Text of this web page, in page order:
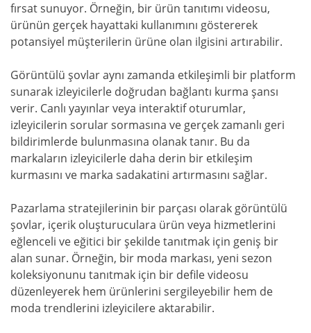
fırsat sunuyor. Örneğin, bir ürün tanıtımı videosu,
ürünün gerçek hayattaki kullanımını göstererek
potansiyel müşterilerin ürüne olan ilgisini artırabilir.
Görüntülü şovlar aynı zamanda etkileşimli bir platform
sunarak izleyicilerle doğrudan bağlantı kurma şansı
verir. Canlı yayınlar veya interaktif oturumlar,
izleyicilerin sorular sormasına ve gerçek zamanlı geri
bildirimlerde bulunmasına olanak tanır. Bu da
markaların izleyicilerle daha derin bir etkileşim
kurmasını ve marka sadakatini artırmasını sağlar.
Pazarlama stratejilerinin bir parçası olarak görüntülü
şovlar, içerik oluşturuculara ürün veya hizmetlerini
eğlenceli ve eğitici bir şekilde tanıtmak için geniş bir
alan sunar. Örneğin, bir moda markası, yeni sezon
koleksiyonunu tanıtmak için bir defile videosu
düzenleyerek hem ürünlerini sergileyebilir hem de
moda trendlerini izleyicilere aktarabilir.